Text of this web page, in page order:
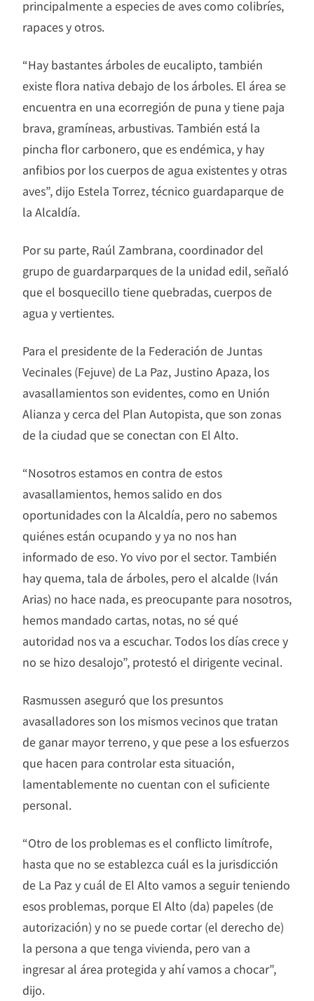
principalmente a especies de aves como colibríes,
rapaces y otros.
“Hay bastantes árboles de eucalipto, también
existe flora nativa debajo de los árboles. El área se
encuentra en una ecorregión de puna y tiene paja
brava, gramíneas, arbustivas. También está la
pincha flor carbonero, que es endémica, y hay
anfibios por los cuerpos de agua existentes y otras
aves”, dijo Estela Torrez, técnico guardaparque de
la Alcaldía.
Por su parte, Raúl Zambrana, coordinador del
grupo de guardarparques de la unidad edil, señaló
que el bosquecillo tiene quebradas, cuerpos de
agua y vertientes.
Para el presidente de la Federación de Juntas
Vecinales (Fejuve) de La Paz, Justino Apaza, los
avasallamientos son evidentes, como en Unión
Alianza y cerca del Plan Autopista, que son zonas
de la ciudad que se conectan con El Alto.
“Nosotros estamos en contra de estos
avasallamientos, hemos salido en dos
oportunidades con la Alcaldía, pero no sabemos
quiénes están ocupando y ya no nos han
informado de eso. Yo vivo por el sector. También
hay quema, tala de árboles, pero el alcalde (Iván
Arias) no hace nada, es preocupante para nosotros,
hemos mandado cartas, notas, no sé qué
autoridad nos va a escuchar. Todos los días crece y
no se hizo desalojo”, protestó el dirigente vecinal.
Rasmussen aseguró que los presuntos
avasalladores son los mismos vecinos que tratan
de ganar mayor terreno, y que pese a los esfuerzos
que hacen para controlar esta situación,
lamentablemente no cuentan con el suficiente
personal.
“Otro de los problemas es el conflicto limítrofe,
hasta que no se establezca cuál es la jurisdicción
de La Paz y cuál de El Alto vamos a seguir teniendo
esos problemas, porque El Alto (da) papeles (de
autorización) y no se puede cortar (el derecho de)
la persona a que tenga vivienda, pero van a
ingresar al área protegida y ahí vamos a chocar”,
dijo.